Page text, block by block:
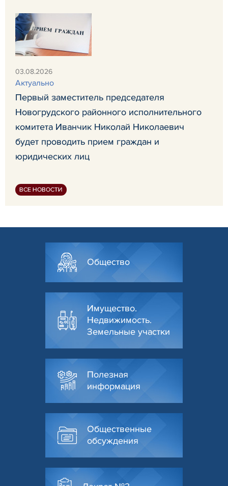
03.08.2026
Актуально
Первый заместитель председателя
Новогрудского районного исполнительного
комитета Иванчик Николай Николаевич
будет проводить прием граждан и
юридических лиц
ВСЕ НОВОСТИ
Общество
Имущество.
Недвижимость.
Земельные участки
Полезная
информация
Общественные
обсуждения